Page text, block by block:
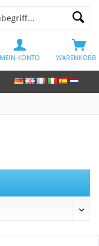
WARENKORB
MEIN KONTO